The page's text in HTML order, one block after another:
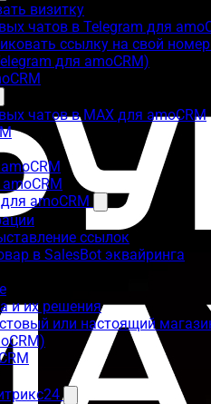
визитку
чатов в Telegram для
ссылку на свой
для amoCRM)
чатов в MAX для amoCRM
amoCRM
ссылок
в SalesBot эквайринга
и их решения
или настоящий